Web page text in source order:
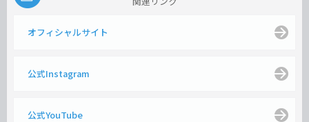
オフィシャルサイト
公式Instagram
公式YouTube